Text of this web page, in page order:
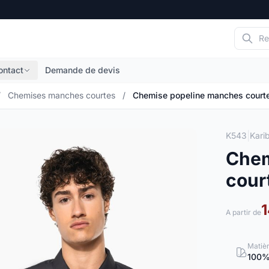
Demande de devis
Chemises manches courtes / Chemise popeline manches
K543
A partir de